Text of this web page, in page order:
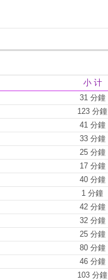
小 计
31 分鐘
123 分鐘
41 分鐘
33 分鐘
25 分鐘
17 分鐘
40 分鐘
1 分鐘
42 分鐘
32 分鐘
25 分鐘
80 分鐘
46 分鐘
103 分鐘